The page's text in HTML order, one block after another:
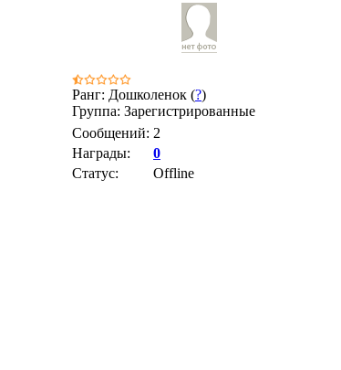
Ранг: Дошколенок (?)
Группа: Зарегистрированные
Сообщений: 2
Награды:
0
Статус:
Offline